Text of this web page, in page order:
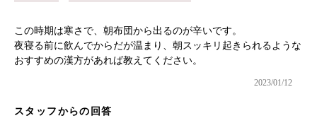
この時期は寒さで、朝布団から出るのが辛いです。
夜寝る前に飲んでからだが温まり、朝スッキリ起きられるような
おすすめの漢方があれば教えてください。
2023/01/12
スタッフからの回答